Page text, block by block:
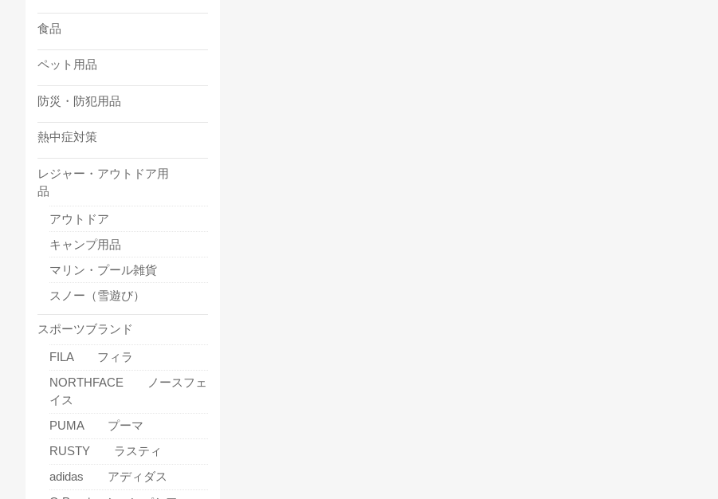
食品
ペット用品
防災・防犯用品
熱中症対策
レジャー・アウトドア用
品
アウトドア
キャンプ用品
マリン・プール雑貨
スノー（雪遊び）
スポーツブランド
FILA フィラ
NORTHFACE ノースフェ
イス
PUMA プーマ
RUSTY ラスティ
adidas アディダス